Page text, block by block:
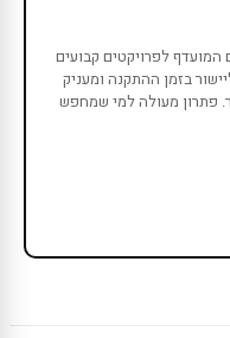
לפרויקטים קבועים
בזמן ההתקנה ומעניק
פתרון מעולה למי שמחפש